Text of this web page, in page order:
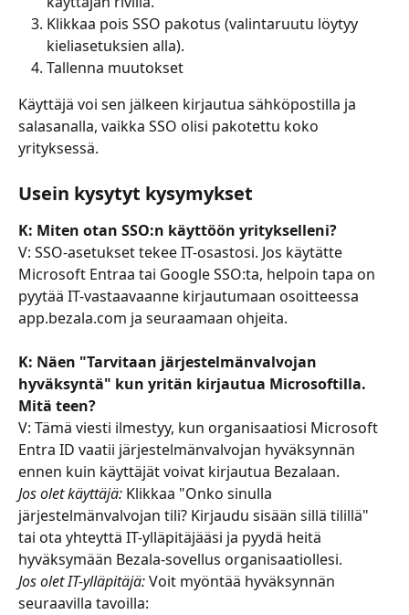
Klikkaa pois SSO pakotus (valintaruutu löytyy
kieliasetuksien alla).
Tallenna muutokset
Käyttäjä voi sen jälkeen kirjautua sähköpostilla ja
salasanalla, vaikka SSO olisi pakotettu koko
yrityksessä.
Usein kysytyt kysymykset
K: Miten otan SSO:n käyttöön yritykselleni?
V: SSO-asetukset tekee IT-osastosi. Jos käytätte
Microsoft Entraa tai Google SSO:ta, helpoin tapa on
pyytää IT-vastaavaanne kirjautumaan osoitteessa
app.bezala.com ja seuraamaan ohjeita.
K: Näen "Tarvitaan järjestelmänvalvojan
hyväksyntä" kun yritän kirjautua Microsoftilla.
Mitä teen?
V: Tämä viesti ilmestyy, kun organisaatiosi Microsoft
Entra ID vaatii järjestelmänvalvojan hyväksynnän
ennen kuin käyttäjät voivat kirjautua Bezalaan.
Jos olet käyttäjä: Klikkaa "Onko sinulla
järjestelmänvalvojan tili? Kirjaudu sisään sillä tilillä"
tai ota yhteyttä IT-ylläpitäjääsi ja pyydä heitä
hyväksymään Bezala-sovellus organisaatiollesi.
Jos olet IT-ylläpitäjä: Voit myöntää hyväksynnän
seuraavilla tavoilla: